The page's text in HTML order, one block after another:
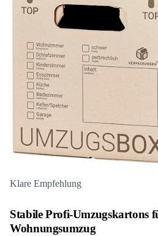
Klare Empfehlung
Stabile Profi-Umzugskartons
Wohnungsumzug